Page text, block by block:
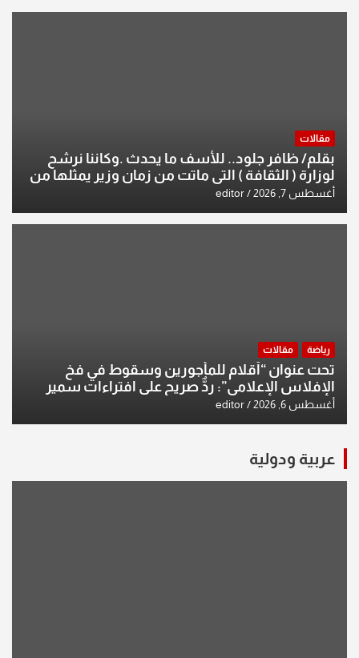
مقالات
بقلم/ ظافر جلود.. للأسف ما يحدث .وكاننا نرشح
لوزارة ( الثقافة ) التي ماتت من زمان وزير يمثلها من
النخبة والإرث العظيم للثقافة العراقية..
أغسطس 7, 2026 editor
رياضة مقالات
تحت عنوان “أقلام للمأجورين وسقوط في فخ
الإفلاس الإعلامي”: ردٌّ صريح على افتراءات سمير
الشكرجي
أغسطس 6, 2026 editor
عربية ودولية